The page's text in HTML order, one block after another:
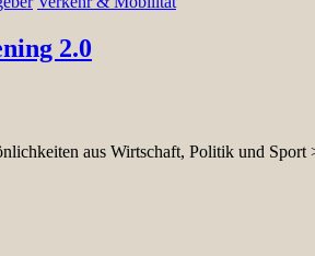
2.0
aus Wirtschaft, Politik und